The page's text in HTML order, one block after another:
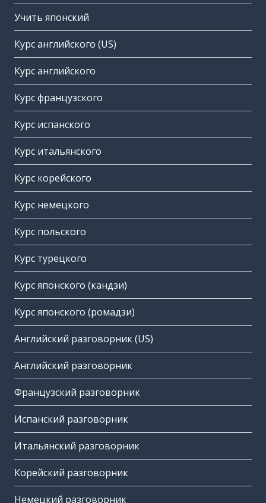
Учить японский
Курс английского (US)
Курс английского
Курс французского
Курс испанского
Курс итальянского
Курс корейского
Курс немецкого
Курс польского
Курс турецкого
Курс японского (кандзи)
Курс японского (ромадзи)
Английский разговорник (US)
Английский разговорник
Французский разговорник
Испанский разговорник
Итальянский разговорник
Корейский разговорник
Немецкий разговорник